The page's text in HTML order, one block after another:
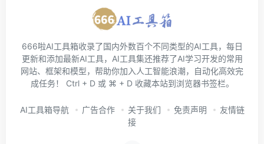
666啦AI工具箱收录了国内外数百个不同类型的AI工具，每日
更新和添加最新AI工具，AI工具集还推荐了AI学习开发的常用
网站、框架和模型，帮助你加入人工智能浪潮，自动化高效完
成任务！ Ctrl + D 或 ⌘ + D 收藏本站到浏览器书签栏。
AI工具箱导航 广告合作 关于我们 免责声明
友情链
接